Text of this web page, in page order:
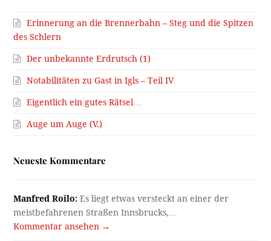
Erinnerung an die Brennerbahn – Steg und die Spitzen
des Schlern
Der unbekannte Erdrutsch (1)
Notabilitäten zu Gast in Igls – Teil IV
Eigentlich ein gutes Rätsel…
Auge um Auge (V.)
Neueste Kommentare
Manfred Roilo: Es liegt etwas versteckt an einer der
meistbefahrenen Straßen Innsbrucks,…
Kommentar ansehen →